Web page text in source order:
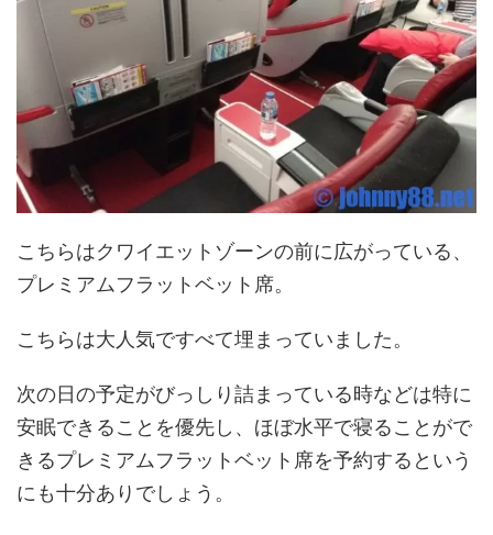
こちらはクワイエットゾーンの前に広がっている、
プレミアムフラットベット席。
こちらは大人気ですべて埋まっていました。
次の日の予定がびっしり詰まっている時などは特に
安眠できることを優先し、ほぼ水平で寝ることがで
きるプレミアムフラットベット席を予約するという
にも十分ありでしょう。